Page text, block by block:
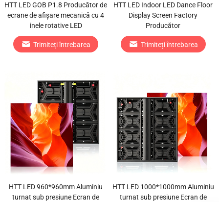
HTT LED GOB P1.8 Producător de
ecrane de afișare mecanică cu 4
inele rotative LED
Trimiteți întrebarea
HTT LED Indoor LED Dance Floor
Display Screen Factory
Producător
Trimiteți întrebarea
HTT LED 960*960mm Aluminiu
turnat sub presiune Ecran de
HTT LED 1000*1000mm Aluminiu
turnat sub presiune Ecran de